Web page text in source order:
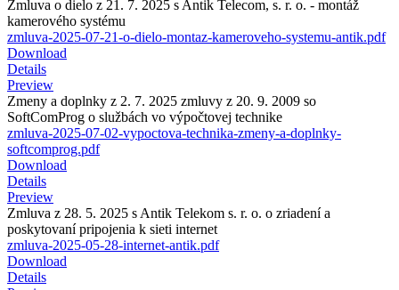
Zmluva o dielo z 21. 7. 2025 s Antik Telecom, s. r. o. - montáž
kamerového systému
zmluva-2025-07-21-o-dielo-montaz-kameroveho-systemu-antik.pdf
Download
Details
Preview
Zmeny a doplnky z 2. 7. 2025 zmluvy z 20. 9. 2009 so
SoftComProg o službách vo výpočtovej technike
zmluva-2025-07-02-vypoctova-technika-zmeny-a-doplnky-
softcomprog.pdf
Download
Details
Preview
Zmluva z 28. 5. 2025 s Antik Telekom s. r. o. o zriadení a
poskytovaní pripojenia k sieti internet
zmluva-2025-05-28-internet-antik.pdf
Download
Details